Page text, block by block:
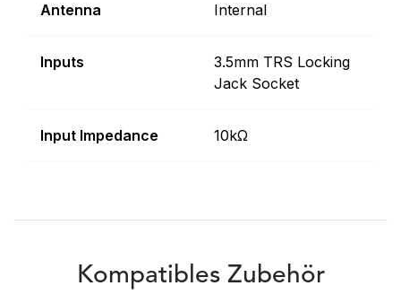
Antenna Internal
Inputs
3.5mm TRS Locking
Jack Socket
Input Impedance 10kΩ
Kompatibles Zubehör